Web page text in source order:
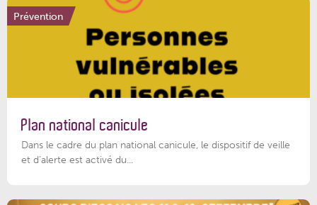
Prévention
Plan national canicule
Dans le cadre du plan national canicule, le dispositif de veille
et d’alerte est activé du...